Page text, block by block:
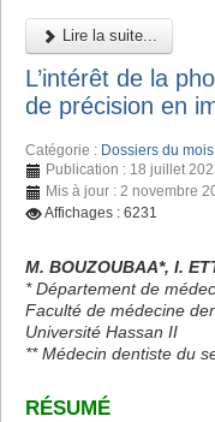
Lire la suite...
L’intérêt de la
de précision en
Catégorie : Dossiers du mois
Publication : 18 juillet
Mis à jour : 2 novembre
Affichages : 6231
M. BOUZOUBAA*, I.
* Département de
Faculté de médecine
Université Hassan II
** Médecin dentiste du
RÉSUMÉ